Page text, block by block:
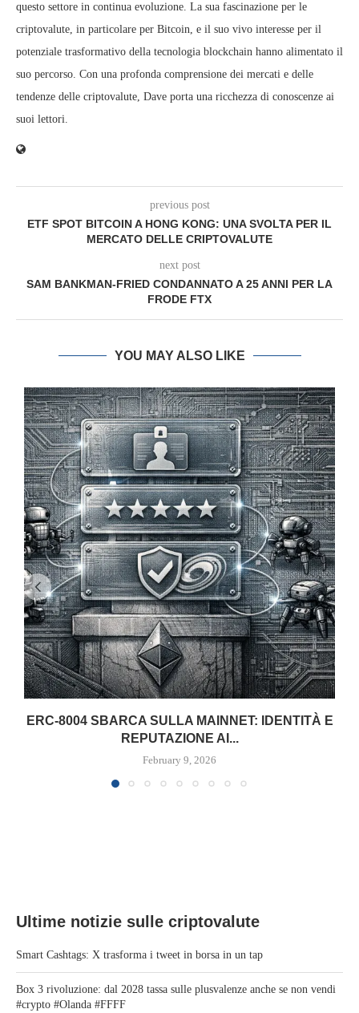
questo settore in continua evoluzione. La sua fascinazione per le
criptovalute, in particolare per Bitcoin, e il suo vivo interesse per il
potenziale trasformativo della tecnologia blockchain hanno alimentato il
suo percorso. Con una profonda comprensione dei mercati e delle
tendenze delle criptovalute, Dave porta una ricchezza di conoscenze ai
suoi lettori.
previous post
ETF SPOT BITCOIN A HONG KONG: UNA SVOLTA PER IL
MERCATO DELLE CRIPTOVALUTE
next post
SAM BANKMAN-FRIED CONDANNATO A 25 ANNI PER LA
FRODE FTX
YOU MAY ALSO LIKE
ERC-8004 SBARCA SULLA MAINNET: IDENTITÀ E
REPUTAZIONE AI...
February 9, 2026
Ultime notizie sulle criptovalute
Smart Cashtags: X trasforma i tweet in borsa in un tap
Box 3 rivoluzione: dal 2028 tassa sulle plusvalenze anche se non vendi
#crypto #Olanda #FFFF